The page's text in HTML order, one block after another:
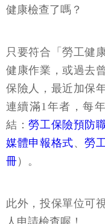
健康檢查了嗎？
只要符合「勞工健
健康作業，或過去
保險人，最近加保
連續滿1年者，每
結：勞工保險預防
媒體申報格式、勞
冊）。
此外，投保單位可
人申請檢查喔！